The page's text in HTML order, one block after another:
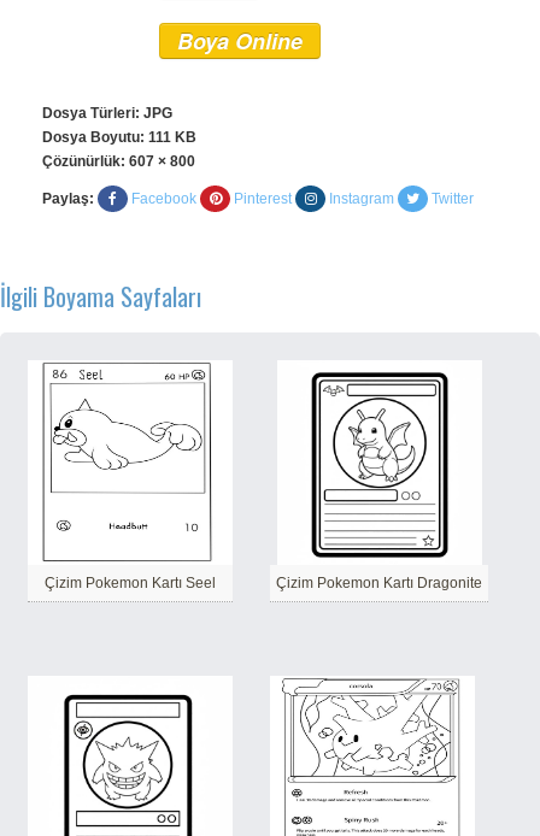
Boya Online
Dosya Türleri: JPG
Dosya Boyutu: 111 KB
Çözünürlük: 607 × 800
Paylaş: Facebook Pinterest Instagram Twitter
İlgili Boyama Sayfaları
Çizim Pokemon Kartı Seel Çizim Pokemon Kartı Dragonite